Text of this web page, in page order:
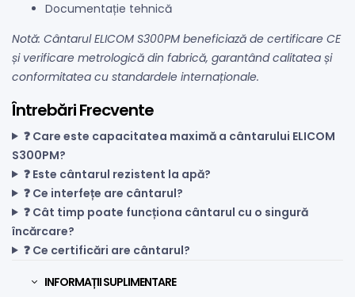
Documentație tehnică
Notă: Cântarul ELICOM S300PM beneficiază de certificare CE
și verificare metrologică din fabrică, garantând calitatea și
conformitatea cu standardele internaționale.
Întrebări Frecvente
❓ Care este capacitatea maximă a cântarului ELICOM
S300PM?
❓ Este cântarul rezistent la apă?
❓ Ce interfețe are cântarul?
❓ Cât timp poate funcționa cântarul cu o singură
încărcare?
❓ Ce certificări are cântarul?
INFORMAȚII SUPLIMENTARE